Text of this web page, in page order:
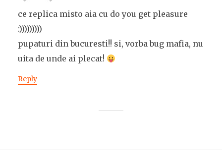
ce replica misto aia cu do you get pleasure
:)))))))))
pupaturi din bucuresti!! si, vorba bug mafia, nu
uita de unde ai plecat!
Reply